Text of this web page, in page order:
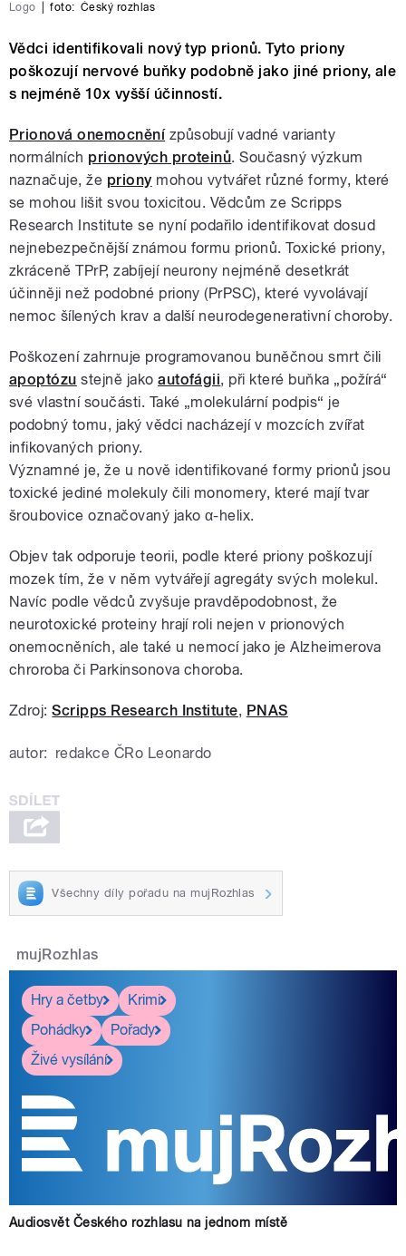
Logo foto: Český rozhlas
Vědci identifikovali nový typ prionů. Tyto priony
poškozují nervové buňky podobně jako jiné priony, ale
s nejméně 10x vyšší účinností.
Prionová onemocněnízpůsobují vadné varianty
normálních prionových proteinů. Současný výzkum
naznačuje, že priony mohou vytvářet různé formy, které
se mohou lišit svou toxicitou. Vědcům ze Scripps
Research Institute se nyní podařilo identifikovat dosud
nejnebezpečnější známou formu prionů. Toxické priony,
zkráceně TPrP, zabíjejí neurony nejméně desetkrát
účinněji než podobné priony (PrPSC), které vyvolávají
nemoc šílených krav a další neurodegenerativní choroby.
Poškození zahrnuje programovanou buněčnou smrt čili
apoptózu stejně jakoautofágii, při které buňka „požírá“
své vlastní součásti. Také „molekulární podpis“ je
podobný tomu, jaký vědci nacházejí v mozcích zvířat
infikovaných priony.
Významné je, že u nově identifikované formy prionů jsou
toxické jediné molekuly čili monomery, které mají tvar
šroubovice označovaný jako α-helix.
Objev tak odporuje teorii, podle které priony poškozují
mozek tím, že v něm vytvářejí agregáty svých molekul.
Navíc podle vědců zvyšuje pravděpodobnost, že
neurotoxické proteiny hrají roli nejen v prionových
onemocněních, ale také u nemocí jako je Alzheimerova
chroroba či Parkinsonova choroba.
Zdroj:Scripps Research Institute, PNAS
autor: redakce ČRo Leonardo
Všechny díly pořadu na mujRozhlas
mujRozhlas
Hry a četby
Krimi
Pohádky
Pořady
Živé vysílání
Audiosvět Českého rozhlasu na jednom místě